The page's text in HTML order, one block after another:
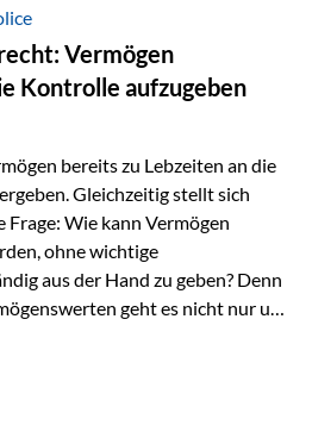
Genau für diese
Private Wealth Police der
Gestaltungsmöglichkeit. Die
sich folgendes Beispiel vor:
Vermögen
Kontrolle aufzugeben
bereits zu Lebzeiten an die
Gleichzeitig stellt sich
Frage: Wie kann Vermögen
ohne wichtige
aus der Hand zu geben? Denn
geht es nicht nur um
langfristig erhalten